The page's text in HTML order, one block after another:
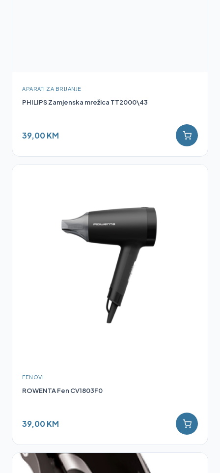
APARATI ZA BRIJANJE
PHILIPS Zamjenska mrežica TT2000\43
39,00 KM
FENOVI
ROWENTA Fen CV1803F0
39,00 KM